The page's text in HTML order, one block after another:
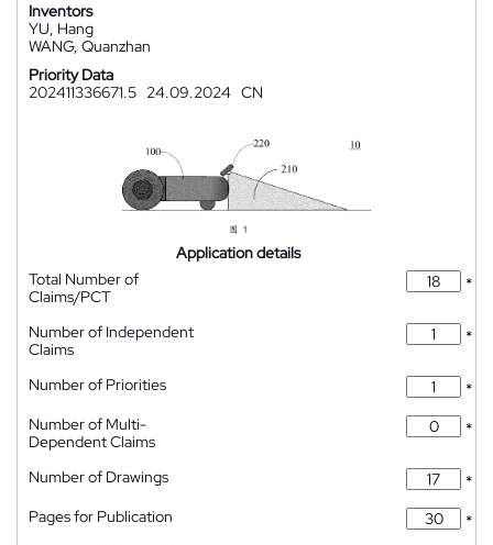
Inventors
YU, Hang
WANG, Quanzhan
Priority Data
202411336671.5 24.09.2024 CN
Application details
Total Number of
Claims/PCT
*
Number of Independent
Claims
*
Number of Priorities
*
Number of Multi-
Dependent Claims
*
Number of Drawings
*
Pages for Publication
*